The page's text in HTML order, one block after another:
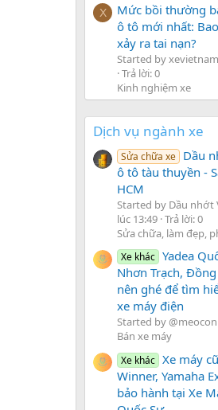
X
Mức bồi thường
ô tô mới nhất:
xảy ra tai nạn?
Started by xevietnam
Trả lời: 0
Kinh nghiệm xe
Dịch vụ ngành xe
Sửa chữa xe Dầu
ô tô tàu thuyền -
HCM
Started by Dầu nhớt
lúc 13:49 Trả lời: 0
Sửa chữa, làm đẹp,
Xe khác Yadea
Nhơn Trạch,
nên ghé để tìm
xe máy điện
Started by @meocon
Bán xe máy
Xe khác Xe máy
Winner, Yamaha
bảo hành tại Xe